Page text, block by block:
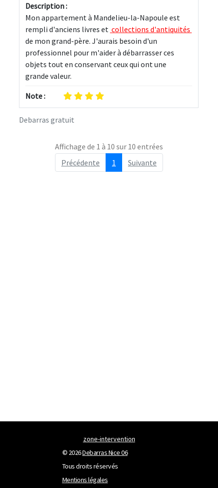
Debarras gratuit
Description :
Mon appartement à Mandelieu-la-Napoule est
rempli d'anciens livres et collections d'antiquités
de mon grand-père. J'aurais besoin d'un
professionnel pour m'aider à débarrasser ces
objets tout en conservant ceux qui ont une
grande valeur.
Note :
Affichage de 1 à 10 sur 10 entrées
Précédente
1 Suivante
zone-intervention
© 2026Debarras Nice 06
Tous droits réservés
Mentions légales